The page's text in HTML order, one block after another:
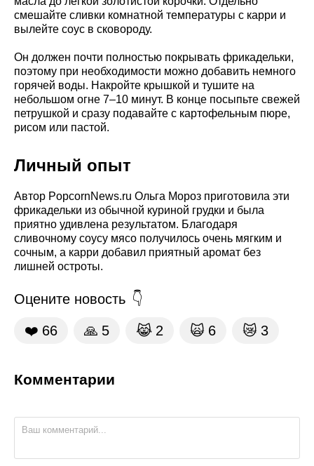
смешайте сливки комнатной температуры с карри и
вылейте соус в сковороду.
Он должен почти полностью покрывать фрикадельки,
поэтому при необходимости можно добавить немного
горячей воды. Накройте крышкой и тушите на
небольшом огне 7–10 минут. В конце посыпьте свежей
петрушкой и сразу подавайте с картофельным пюре,
рисом или пастой.
Личный опыт
Автор PopcornNews.ru Ольга Мороз приготовила эти
фрикадельки из обычной куриной грудки и была
приятно удивлена результатом. Благодаря
сливочному соусу мясо получилось очень мягким и
сочным, а карри добавил приятный аромат без
лишней остроты.
Оцените новость
❤️ 66 🙏 5 😹 2 🙀 6 😿 3
Комментарии